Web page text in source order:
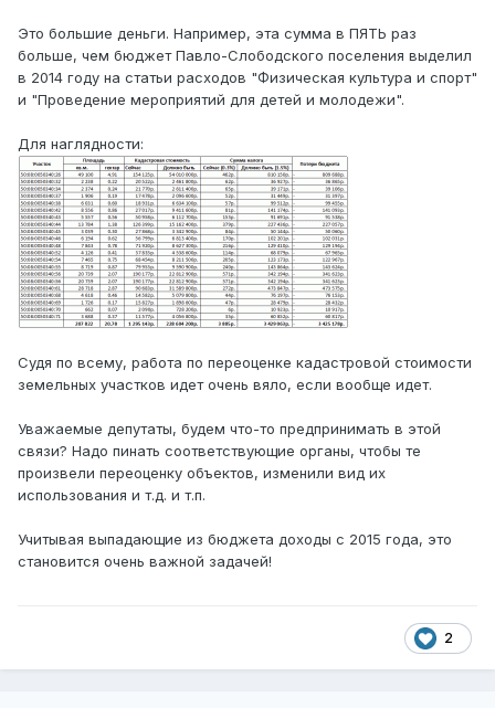
Это большие деньги. Например, эта сумма в ПЯТЬ раз
больше, чем бюджет Павло-Слободского поселения выделил
в 2014 году на статьи расходов "Физическая культура и спорт"
и "Проведение мероприятий для детей и молодежи".
Для наглядности:
Судя по всему, работа по переоценке кадастровой стоимости
земельных участков идет очень вяло, если вообще идет.
Уважаемые депутаты, будем что-то предпринимать в этой
связи? Надо пинать соответствующие органы, чтобы те
произвели переоценку объектов, изменили вид их
использования и т.д. и т.п.
Учитывая выпадающие из бюджета доходы с 2015 года, это
становится очень важной задачей!
2